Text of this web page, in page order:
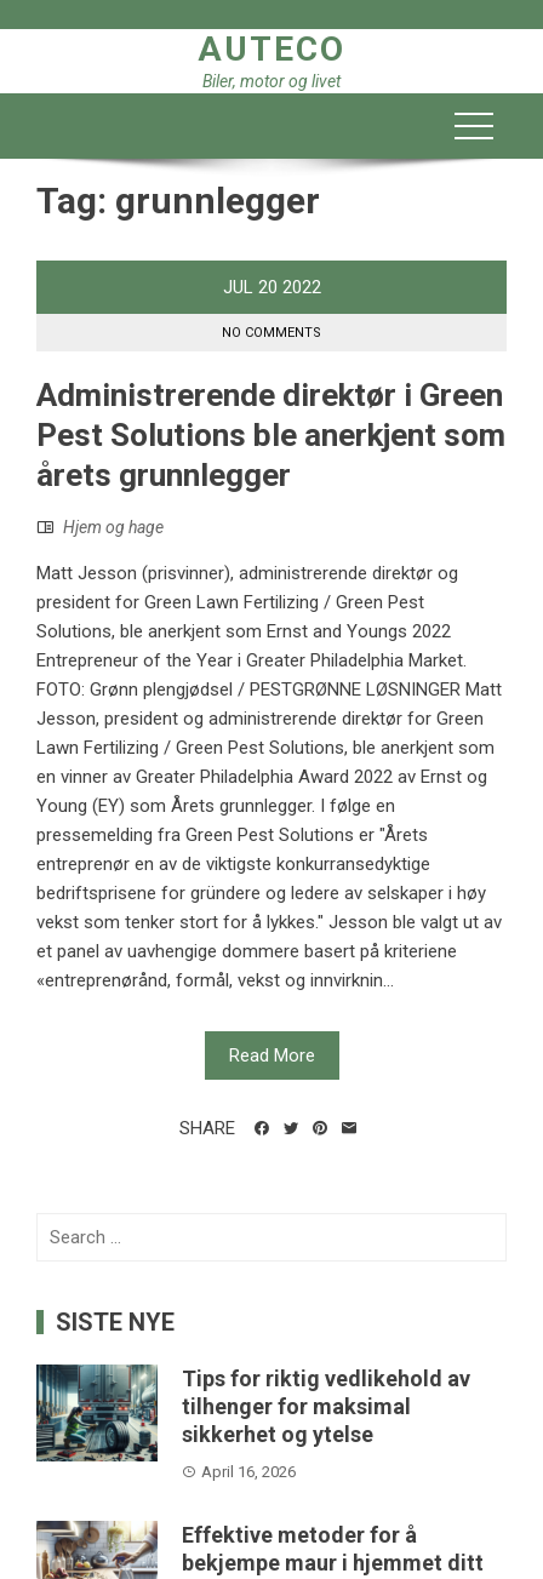
AUTECO
Biler, motor og livet
Tag: grunnlegger
JUL 20 2022
NO COMMENTS
Administrerende direktør i Green
Pest Solutions ble anerkjent som
årets grunnlegger
Hjem og hage
Matt Jesson (prisvinner), administrerende direktør og
president for Green Lawn Fertilizing / Green Pest
Solutions, ble anerkjent som Ernst and Youngs 2022
Entrepreneur of the Year i Greater Philadelphia Market.
FOTO: Grønn plengjødsel / PESTGRØNNE LØSNINGER Matt
Jesson, president og administrerende direktør for Green
Lawn Fertilizing / Green Pest Solutions, ble anerkjent som
en vinner av Greater Philadelphia Award 2022 av Ernst og
Young (EY) som Årets grunnlegger. I følge en
pressemelding fra Green Pest Solutions er "Årets
entreprenør en av de viktigste konkurransedyktige
bedriftsprisene for gründere og ledere av selskaper i høy
vekst som tenker stort for å lykkes." Jesson ble valgt ut av
et panel av uavhengige dommere basert på kriteriene
«entreprenørånd, formål, vekst og innvirknin...
Read More
SHARE
Search
SISTE NYE
Tips for riktig vedlikehold av
tilhenger for maksimal
sikkerhet og ytelse
April 16, 2026
Effektive metoder for å
bekjempe maur i hjemmet ditt